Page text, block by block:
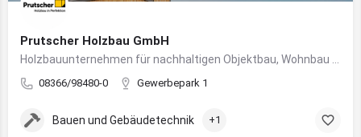
Prutscher Holzbau GmbH
08366/98480-0 Gewerbepark 1
Bauen und Gebäudetechnik +1